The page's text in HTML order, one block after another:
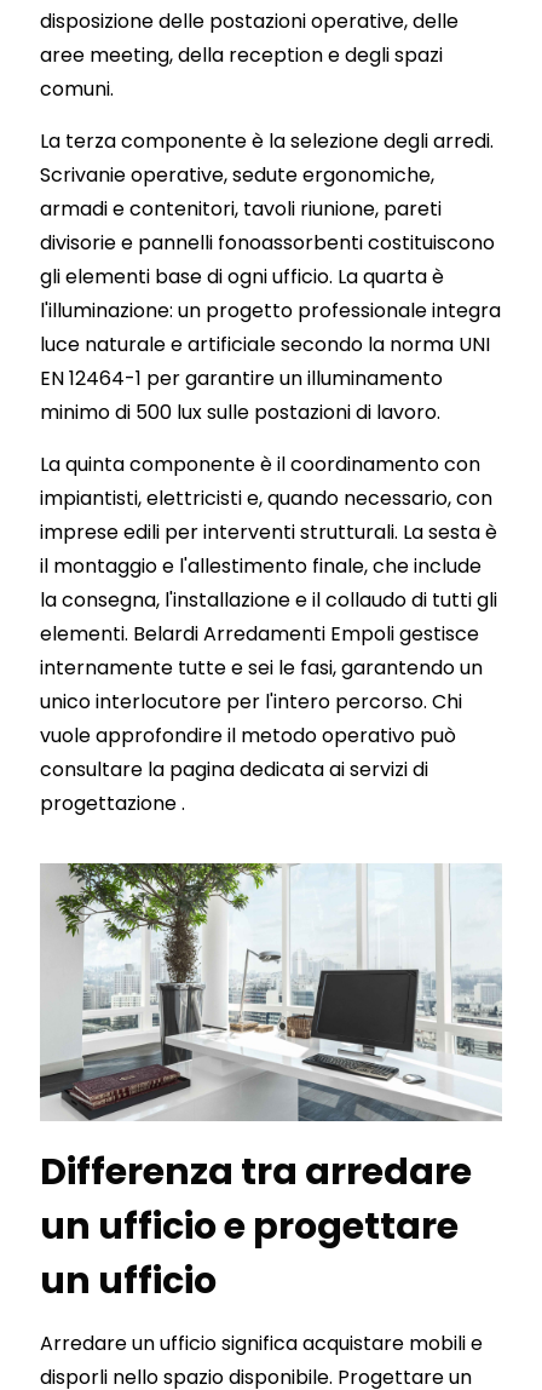
disposizione delle postazioni operative, delle
aree meeting, della reception e degli spazi
comuni.
La terza componente è la selezione degli arredi.
Scrivanie operative, sedute ergonomiche,
armadi e contenitori, tavoli riunione, pareti
divisorie e pannelli fonoassorbenti costituiscono
gli elementi base di ogni ufficio. La quarta è
l'illuminazione: un progetto professionale integra
luce naturale e artificiale secondo la norma UNI
EN 12464-1 per garantire un illuminamento
minimo di 500 lux sulle postazioni di lavoro.
La quinta componente è il coordinamento con
impiantisti, elettricisti e, quando necessario, con
imprese edili per interventi strutturali. La sesta è
il montaggio e l'allestimento finale, che include
la consegna, l'installazione e il collaudo di tutti gli
elementi. Belardi Arredamenti Empoli gestisce
internamente tutte e sei le fasi, garantendo un
unico interlocutore per l'intero percorso. Chi
vuole approfondire il metodo operativo può
consultare la pagina dedicata aiservizi di
progettazione.
Differenza tra arredare
un ufficio e progettare
un ufficio
Arredare un ufficio significa acquistare mobili e
disporli nello spazio disponibile. Progettare un